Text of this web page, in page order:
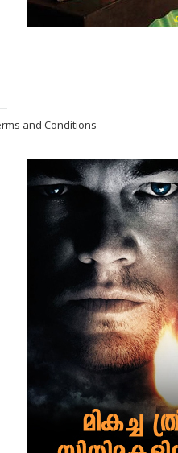
and Conditions